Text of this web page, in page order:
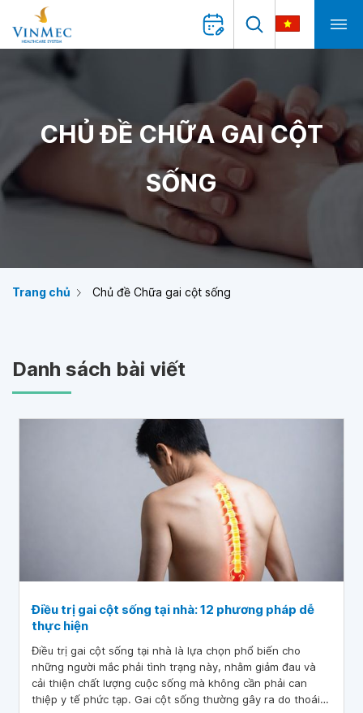
CHỦ ĐỀ CHỮA GAI CỘT
SỐNG
Trang chủ Chủ đề Chữa gai cột sống
Danh sách bài viết
Điều trị gai cột sống tại nhà: 12 phương pháp dễ
thực hiện
Điều trị gai cột sống tại nhà là lựa chọn phổ biến cho
những người mắc phải tình trạng này, nhằm giảm đau và
cải thiện chất lượng cuộc sống mà không cần phải can
thiệp y tế phức tạp. Gai cột sống thường gây ra do thoái